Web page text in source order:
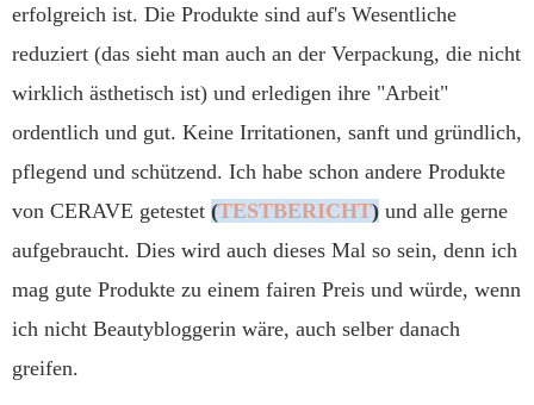
erfolgreich ist. Die Produkte sind auf's Wesentliche
reduziert (das sieht man auch an der Verpackung, die nicht
wirklich ästhetisch ist) und erledigen ihre "Arbeit"
ordentlich und gut. Keine Irritationen, sanft und gründlich,
pflegend und schützend. Ich habe schon andere Produkte
von CERAVE getestet (TESTBERICHT) und alle gerne
aufgebraucht. Dies wird auch dieses Mal so sein, denn ich
mag gute Produkte zu einem fairen Preis und würde, wenn
ich nicht Beautybloggerin wäre, auch selber danach
greifen.